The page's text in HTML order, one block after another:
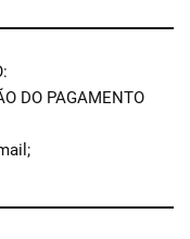
DO PAGAMENTO